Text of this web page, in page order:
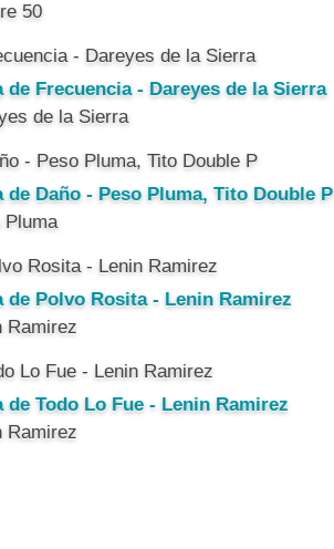
50
de Frecuencia - Dareyes de la Sierra
de la Sierra
de Daño - Peso Pluma, Tito Double P
Pluma
de Polvo Rosita - Lenin Ramirez
Ramirez
de Todo Lo Fue - Lenin Ramirez
Ramirez